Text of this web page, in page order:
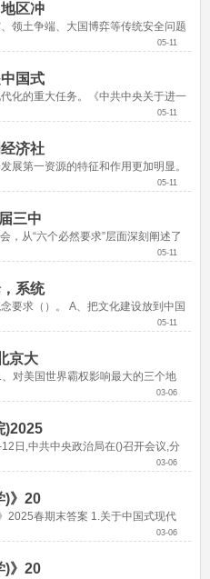
区冲
领土争端、大国博弈等传统安全问题
05-11
国式
化的重大任务。《中共中央关于进一
05-11
济社
展第一资源的特征和作用更加明显。
05-11
三中
，从“六个必然要求”层面深刻阐述了
05-11
系统
要求（）。 A、把文化建设放到中国
05-11
京大
对美国世界霸权影响最大的三个地
03-06
)2025
日,中共中央政治局在()召开会议,分
03-06
)》20
2025春期末答案 1.关于中国式现代
03-06
)》20